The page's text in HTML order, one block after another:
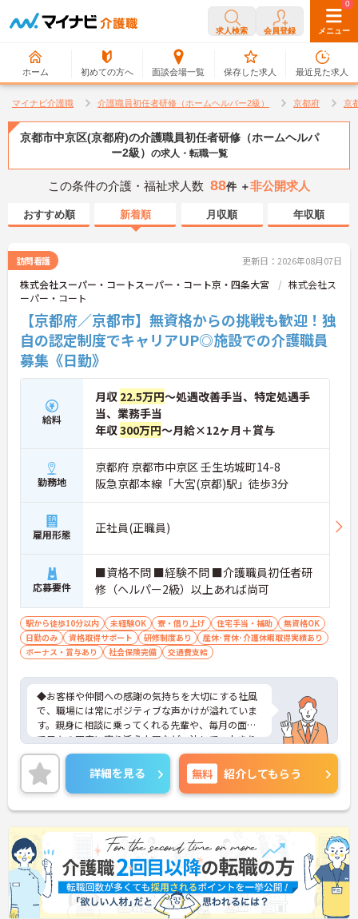
求人検索 会員登録 メニュー
ホーム 初めての方へ 面談会場一覧
0
保存した求人
0
最近見た求人
マイナビ介護職 介護職員初任者研修（ホームヘルパー2級） 京都府 京
京都市中京区(京都府)の介護職員初任者研修（ホームヘルパ
ー2級） の求人・転職一覧
この条件の介護・福祉求人数 88件 ＋非公開求人
おすすめ順 新着順 月収順 年収順
訪問看護 更新日：2026年08月07日
株式会社スーパー・コートスーパー・コート京・四条大宮
株式会社ス
ーパー・コート
【京都府／京都市】無資格からの挑戦も歓迎！独
自の認定制度でキャリアUP◎施設での介護職員
募集《日勤》
給料
月収 22.5万円～処遇改善手当、特定処遇手
当、業務手当
年収300万円～月給×12ヶ月＋賞与
勤務地
京都府 京都市中京区 壬生坊城町14-8
阪急京都本線「大宮(京都)駅」徒歩3分
雇用形態 正社員(正職員)
応募要件
■資格不問 ■経験不問 ■介護職員初任者研
修（ヘルパー2級）以上あれば尚可
駅から徒歩10分以内 未経験OK 寮・借り上げ 住宅手当・補助
無資格OK
日勤のみ
資格取得サポート 研修制度あり
産休･育休･介護休暇取得実績あり
ボーナス・賞与あり
社会保険完備 交通費支給
◆お客様や仲間への感謝の気持ちを大切にする社風
で、職場には常にポジティブな声かけが溢れていま
す。親身に相談に乗ってくれる先輩や、毎月の面談
で日々の不安に寄り添う上司など、決して一人きり
にさせないフォロー体制が万全。心理的安全性が高
く、中途入社でも自然と馴染める職場です。
◆無資格からでもプロフェッショナルを目指せる
「資格取得支援制度」を完備しています。初任者研
修から国家資格である介護福祉士まで、現場での実
務経験を積みながら、会社からのバックアップを受
けて資格取得に挑戦できます。
◆法人独自の介護技術認定制度「ケアマイスター」
により、身につけたスキルを5段階でしっかり評価
し手当で還元。さらに「目標管理シート」を用いた
月1回の上司との面談があり、一人ひとりの不安や
目標に寄り添う手厚いフォロー体制が整っていま
詳細を見る 無料 紹介してもらう